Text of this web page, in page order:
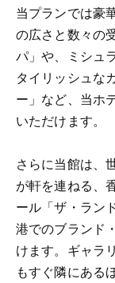
当プランでは豪
の広さと数々の
パ」や、ミシュ
タイリッシュな
ー」など、当ホ
いただけます。
さらに当館は、
が軒を連ねる、
ール「ザ・ラン
港でのブランド
けます。ギャラ
もすぐ隣にある